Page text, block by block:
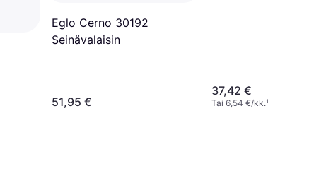
Eglo Cerno 30192
Seinävalaisin
51,95 €
37,42 €
Tai 6,54 €/kk.¹